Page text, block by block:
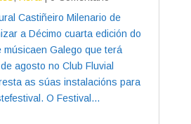
Castiñeiro Milenario de
a Décimo cuarta edición do
músicaen Galego que terá
agosto no Club Fluvial
as súas instalacións para
O Festival...